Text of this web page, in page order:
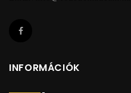
INFORMÁCIÓK